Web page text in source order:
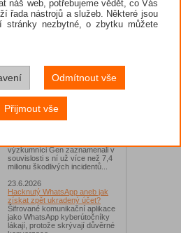
26.6.2026
ESET: S příchodem léta
zaplavují Česko falešné mobilní
Chase Home App či Candy
Race Launcher. Hlavním cílem
útočníků bylo v tomto případě
Polsko, následováno Českem a
Slovenskem...
24.6.2026
výzkumníci Gen zaznamenali v
souvislosti s ní už více než 7,4
milionu škodlivých incidentů...
23.6.2026
Hacknutý WhatsApp aneb jak
získat zpět ukradený účet?
Šifrované komunikační aplikace
jako WhatsApp kyberútočníky
lákají, protože skrývají důvěrné
náš web, potřebujeme vědět, co Vás
řada nástrojů a služeb. Některé jsou
stránky nezbytné, o zbytku můžete
Odmítnout vše
Přijmout vše